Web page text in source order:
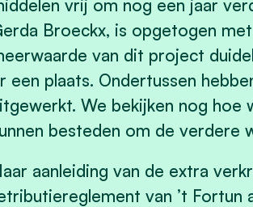
vrij om nog een jaar
Broeckx, is opgetogen
van dit project
een plaats. Ondertussen
We bekijken nog
besteden om de verdere
aanleiding van de extra
van ’t